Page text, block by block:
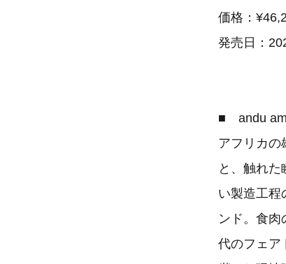
価格：
発売日：
■ andu
アフリカの
と、触れ
い製造工程
ンド。食肉
代のフェア